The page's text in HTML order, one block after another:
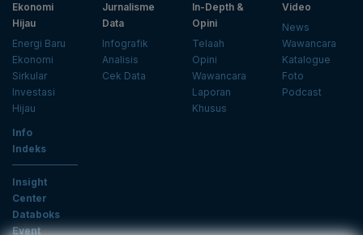
Ekonomi
Hijau
Energi Baru
Ekonomi
Sirkular
Investasi
Hijau
Jurnalisme
Data
Infografik
Analisis
Cek Data
In-Depth &
Opini
Telaah
Opini
Wawancara
Laporan
Khusus
Video
News
Wawancara
Katalogue
Foto
Podcast
Info
Indeks
Insight
Center
Databoks
Event